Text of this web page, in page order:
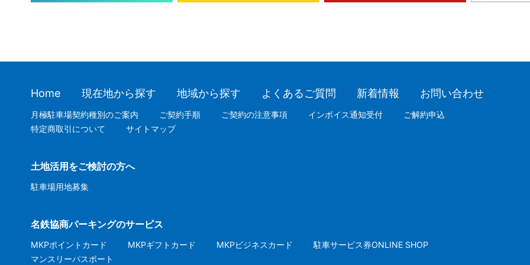
Home 現在地から探す 地域から探す よくあるご質問 新着情報 お問い合わせ
月極駐車場契約種別のご案内 ご契約手順 ご契約の注意事項 インボイス通知受付
ご解約申込
特定商取引について
サイトマップ
土地活用をご検討の方へ
駐車場用地募集
名鉄協商パーキングのサービス
MKPポイントカード MKPギフトカード MKPビジネスカード
駐車サービス券ONLINE SHOP
マンスリーパスポート